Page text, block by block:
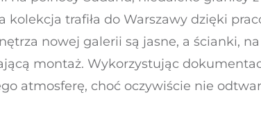
kolekcja trafiła do Warszawy dzięki
nowej galerii są jasne, a ścianki,
montaż. Wykorzystując
atmosferę, choć oczywiście nie